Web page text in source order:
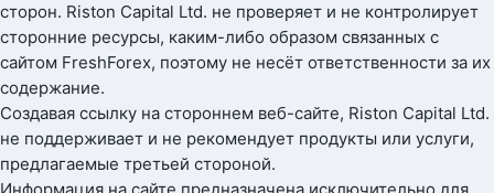
сторон. Riston Capital Ltd. не проверяет и не контролирует
сторонние ресурсы, каким-либо образом связанных с
сайтом FreshForex, поэтому не несёт ответственности за их
содержание.
Создавая ссылку на стороннем веб-сайте, Riston Capital Ltd.
не поддерживает и не рекомендует продукты или услуги,
предлагаемые третьей стороной.